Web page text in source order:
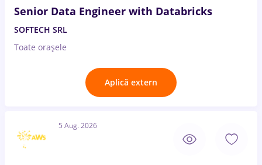
Senior Data Engineer with Databricks
SOFTECH SRL
Toate oraşele
Aplică extern
5 Aug. 2026